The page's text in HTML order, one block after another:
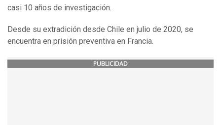
casi 10 años de investigación.
Desde su extradición desde Chile en julio de 2020, se
encuentra en prisión preventiva en Francia.
PUBLICIDAD